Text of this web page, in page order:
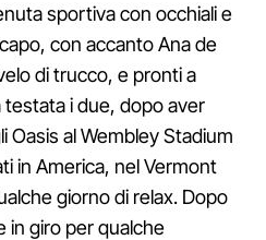
sportiva con occhiali e
con accanto Ana de
di trucco, e pronti a
i due, dopo aver
al Wembley Stadium
in America, nel Vermont
giorno di relax. Dopo
in giro per qualche